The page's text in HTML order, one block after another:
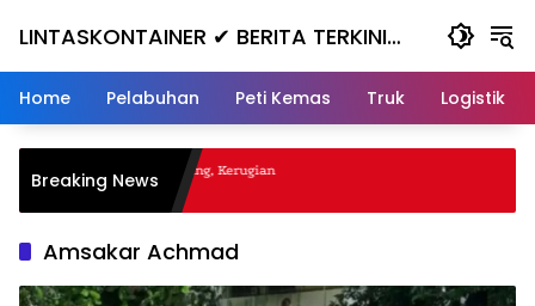
LINTASKONTAINER ✔ BERITA TERKINI
KONTAINER TERBARU HARI INI
Home Pelabuhan Peti Kemas Truk Logistik
Breaking News
Nanjak, Masuk ke Jurang, Kerugian
Amsakar Achmad